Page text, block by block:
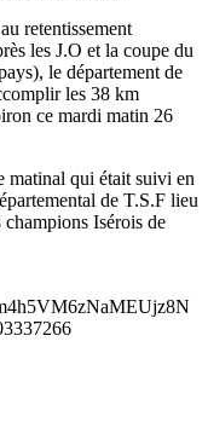
retentissement
les J.O et la coupe du
le département de
les 38 km
ce mardi matin 26
matinal qui était suivi en
de T.S.F lieu
Isérois de